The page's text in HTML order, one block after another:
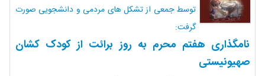
توسط جمعی از تشکل های مردمی و دانشجویی صورت
گرفت:
نامگذاری هفتم محرم به روز برائت از کودک کشان
صهیونیستی